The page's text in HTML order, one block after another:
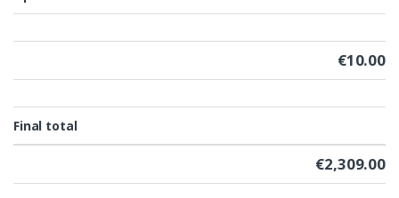
€10.00
Final total
€2,309.00